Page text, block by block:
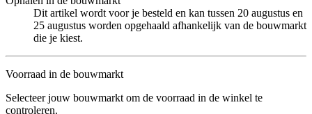
Dit artikel wordt voor je besteld en kan tussen 20 augustus en
25 augustus worden opgehaald afhankelijk van de bouwmarkt
die je kiest.
Voorraad in de bouwmarkt
Selecteer jouw bouwmarkt om de voorraad in de winkel te
controleren.